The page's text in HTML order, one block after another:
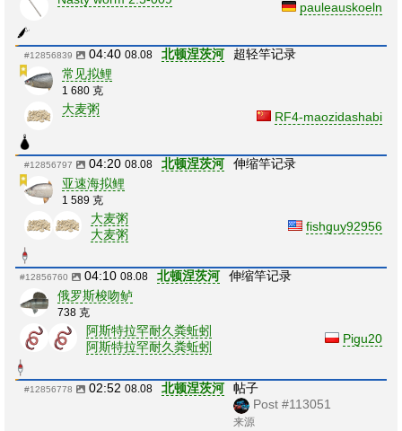
pauleauskoeln
#12856839 04:40 08.08 北顿涅茨河
超轻竿记录
常见拟鲤
1 680 克
大麦粥
RF4-maozidashabi
#12856797 04:20 08.08 北顿涅茨河
伸缩竿记录
亚速海拟鲤
1 589 克
大麦粥
大麦粥
fishguy92956
#12856760 04:10 08.08 北顿涅茨河
伸缩竿记录
俄罗斯梭吻鲈
738 克
阿斯特拉罕耐久粪蚯蚓
阿斯特拉罕耐久粪蚯蚓
Pigu20
#12856778 02:52 08.08 北顿涅茨河
帖子
Post #113051
来源